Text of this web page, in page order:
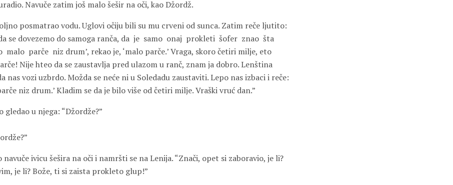
Navuče zatim još malo šešir na oči, kao Džordž.
posmatrao vodu. Uglovi očiju bili su mu crveni od sunca. Zatim reče ljutito:
se dovezemo do samoga ranča, da je samo onaj prokleti šofer znao šta
malo parče niz drum’, rekao je, ‘malo parče.’ Vraga, skoro četiri milje, eto
Nije hteo da se zaustavlja pred ulazom u ranč, znam ja dobro. Lenština
nas vozi uzbrdo. Možda se neće ni u Soledadu zaustaviti. Lepo nas izbaci i reče:
niz drum.’ Kladim se da je bilo više od četiri milje. Vraški vruć dan.”
gledao u njega: “Džordže?”
ivicu šešira na oči i namršti se na Lenija. “Znači, opet si zaboravio, je li?
je li? Bože, ti si zaista prokleto glup!”